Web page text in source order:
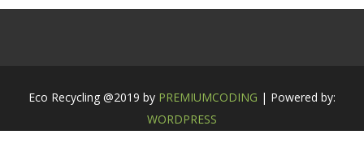
Eco Recycling @2019 by PREMIUMCODING | Powered by:
WORDPRESS